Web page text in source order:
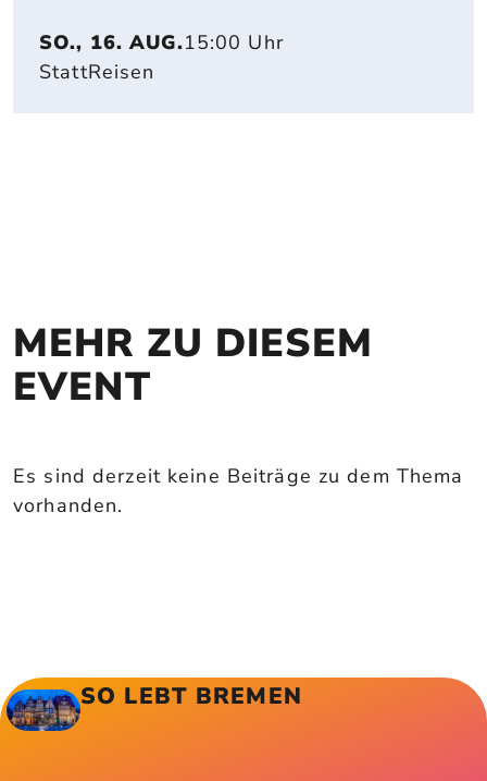
SO., 16. AUG.15:00 Uhr
StattReisen
MEHR ZU DIESEM
EVENT
Es sind derzeit keine Beiträge zu dem Thema
vorhanden.
SO LEBT BREMEN